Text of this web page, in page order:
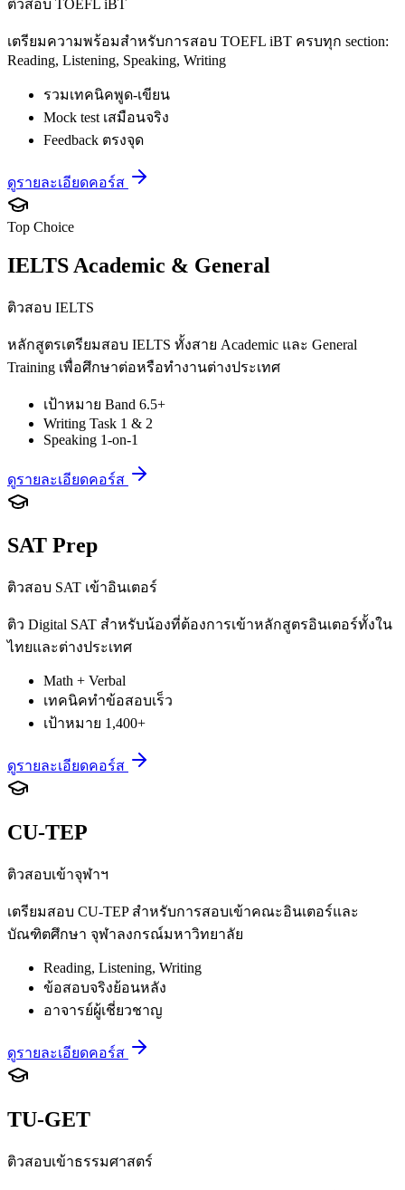
ติวสอบ TOEFL iBT
เตรียมความพร้อมสำหรับการสอบ TOEFL iBT ครบทุก section:
Reading, Listening, Speaking, Writing
รวมเทคนิคพูด-เขียน
Mock test เสมือนจริง
Feedback ตรงจุด
ดูรายละเอียดคอร์ส
Top Choice
IELTS Academic & General
ติวสอบ IELTS
หลักสูตรเตรียมสอบ IELTS ทั้งสาย Academic และ General
Training เพื่อศึกษาต่อหรือทำงานต่างประเทศ
เป้าหมาย Band 6.5+
Writing Task 1 & 2
Speaking 1-on-1
ดูรายละเอียดคอร์ส
SAT Prep
ติวสอบ SAT เข้าอินเตอร์
ติว Digital SAT สำหรับน้องที่ต้องการเข้าหลักสูตรอินเตอร์ทั้งใน
ไทยและต่างประเทศ
Math + Verbal
เทคนิคทำข้อสอบเร็ว
เป้าหมาย 1,400+
ดูรายละเอียดคอร์ส
CU-TEP
ติวสอบเข้าจุฬาฯ
เตรียมสอบ CU-TEP สำหรับการสอบเข้าคณะอินเตอร์และ
บัณฑิตศึกษา จุฬาลงกรณ์มหาวิทยาลัย
Reading, Listening, Writing
ข้อสอบจริงย้อนหลัง
อาจารย์ผู้เชี่ยวชาญ
ดูรายละเอียดคอร์ส
TU-GET
ติวสอบเข้าธรรมศาสตร์